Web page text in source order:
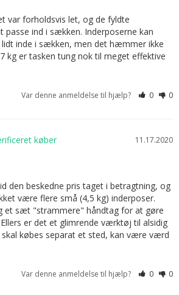
var forholdsvis let, og de fyldte
passe ind i sækken. Inderposerne kan
inde i sækken, men det hæmmer ikke
kg er tasken tung nok til meget effektive
Var denne anmeldelse til hjælp? 0 0
11.17.2020
den beskedne pris taget i betragtning, og
være flere små (4,5 kg) inderposer.
et sæt "strammere" håndtag for at gøre
er det et glimrende værktøj til alsidig
købes separat et sted, kan være værd
Var denne anmeldelse til hjælp? 0 0